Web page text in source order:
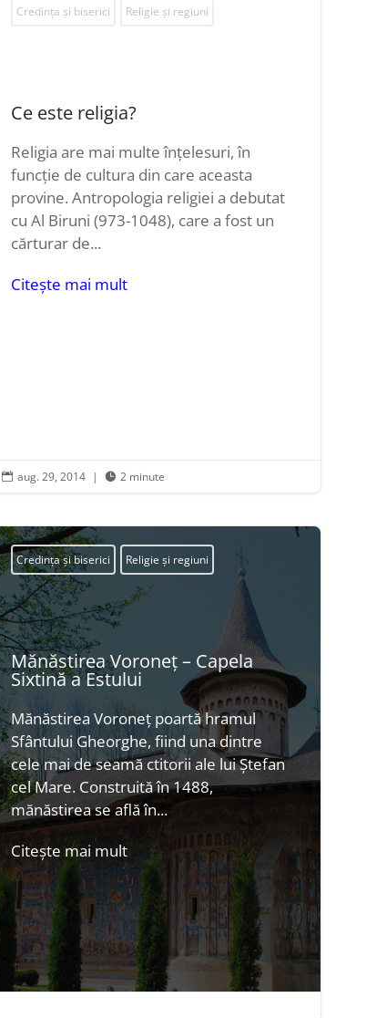
Credința și biserici Religie și regiuni
Ce este religia?
Religia are mai multe înțelesuri, în
funcție de cultura din care aceasta
provine. Antropologia religiei a debutat
cu Al Biruni (973-1048), care a fost un
cărturar de...
Citește mai mult
 aug. 29, 2014 |  2 minute
Credința și biserici Religie și regiuni
Mănăstirea Voroneț – Capela
Sixtină a Estului
Mănăstirea Voroneț poartă hramul
Sfântului Gheorghe, fiind una dintre
cele mai de seamă ctitorii ale lui Ștefan
cel Mare. Construită în 1488,
mănăstirea se află în...
Citește mai mult